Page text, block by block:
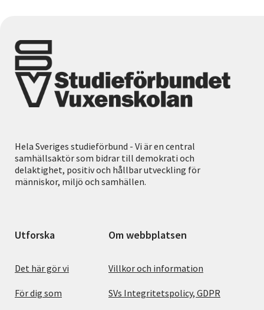
Hela Sveriges studieförbund - Vi är en central
samhällsaktör som bidrar till demokrati och
delaktighet, positiv och hållbar utveckling för
människor, miljö och samhällen.
Utforska
Det här gör vi
För dig som
Om webbplatsen
Villkor och information
SVs Integritetspolicy, GDPR